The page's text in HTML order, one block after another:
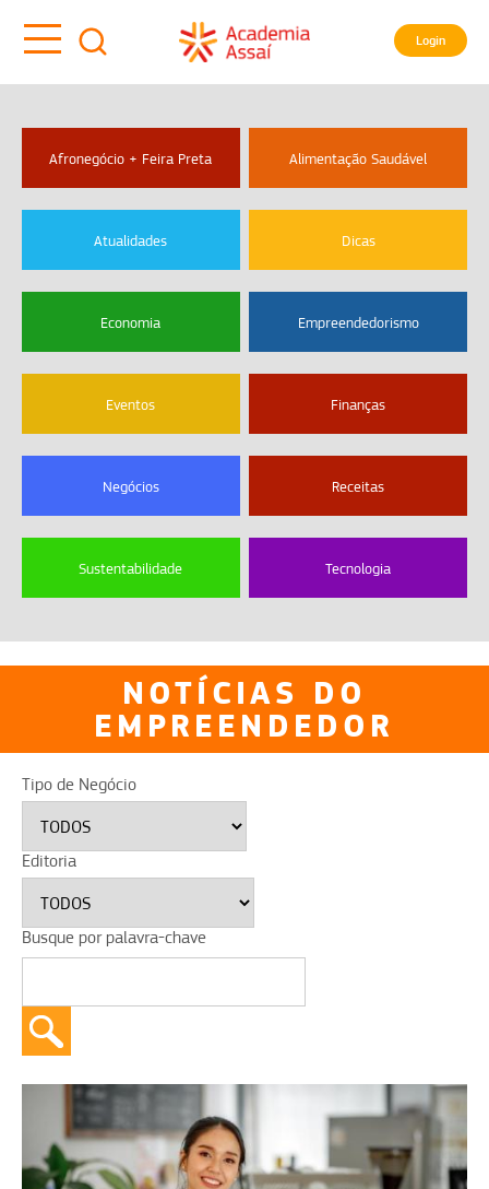
Login
Afronegócio + Feira Preta Alimentação Saudável
Atualidades Dicas
Economia Empreendedorismo
Eventos Finanças
Negócios Receitas
Sustentabilidade Tecnologia
NOTÍCIAS DO
EMPREENDEDOR
Tipo de Negócio
Editoria
Busque por palavra-chave